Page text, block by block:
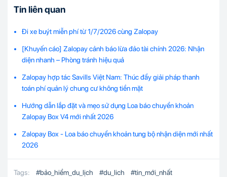
Tin liên quan
Đi xe buýt miễn phí từ 1/7/2026 cùng Zalopay
[Khuyến cáo] Zalopay cảnh báo lừa đảo tài chính 2026: Nhận
diện nhanh – Phòng tránh hiệu quả
Zalopay hợp tác Savills Việt Nam: Thúc đẩy giải pháp thanh
toán phí quản lý chung cư không tiền mặt
Hướng dẫn lắp đặt và mẹo sử dụng Loa báo chuyển khoản
Zalopay Box V4 mới nhất 2026
Zalopay Box - Loa báo chuyển khoản tung bộ nhận diện mới nhất
2026
Tags: #bảo_hiểm_du_lịch #du_lich #tin_mới_nhất